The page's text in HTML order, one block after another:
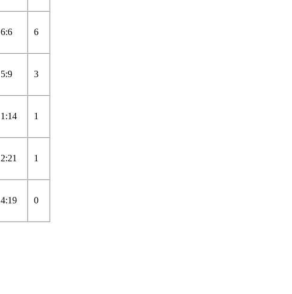
6:6 6
5:9 3
1:14 1
2:21 1
4:19 0